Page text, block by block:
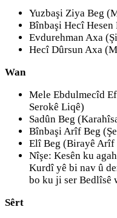
Yuzbaşi Ziya Beg
Bînbaşi Hecî Hesen
Evdurehman Axa
Hecî Dûrsun Axa
Wan
Mele Ebdulmecîd
Serokê Liqê)
Sadûn Beg
Bînbaşi Arîf Beg
Elî Beg (Birayê Arîf
Nîşe: Kesên ku
Kurdî yê bi nav û
bo ku ji ser Bedlîsê
Sêrt